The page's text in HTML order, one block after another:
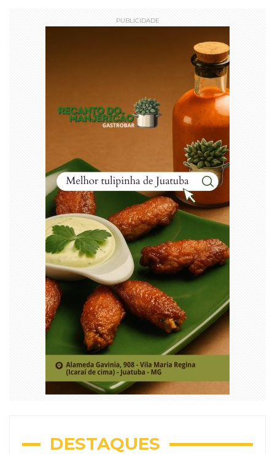
PUBLICIDADE
DESTAQUES